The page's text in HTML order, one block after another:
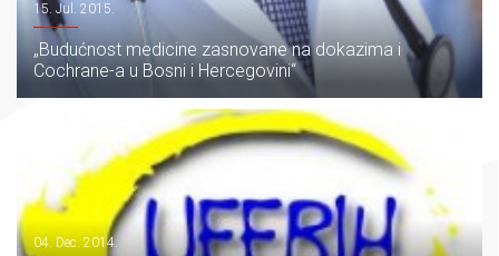
15. Jul. 2015.
„Budućnost medicine zasnovane na dokazima i
Cochrane-a u Bosni i Hercegovini“
04. Dec. 2014.